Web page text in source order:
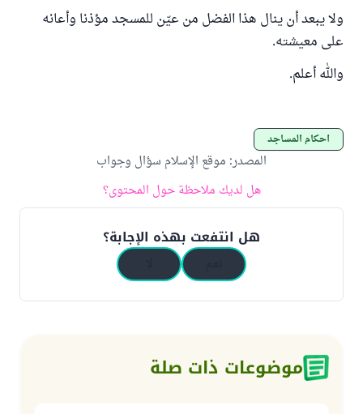
ولا يبعد أن ينال هذا الفضل من عيّن للمسجد مؤذنا وأعانه
على معيشته.
والله أعلم.
أحكام المساجد
المصدر: موقع الإسلام سؤال وجواب
هل لديك ملاحظة حول المحتوى؟
هل انتفعت بهذه الإجابة؟
موضوعات ذات صلة